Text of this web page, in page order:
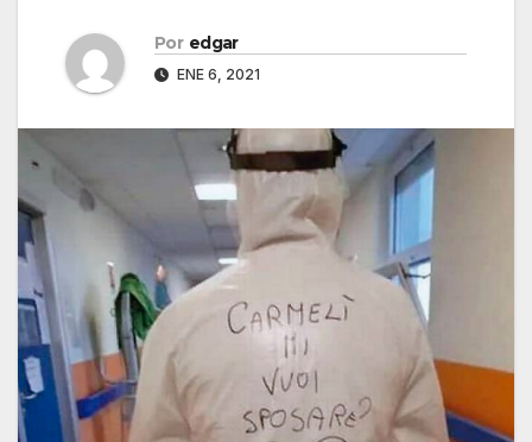
Por edgar
ENE 6, 2021